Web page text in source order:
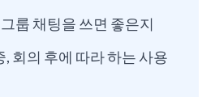
룹 채팅을 쓰면 좋은지
, 회의 후에 따라 하는 사용